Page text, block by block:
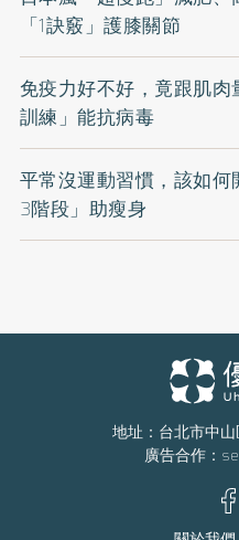
「1訣竅」護膝關節
免疫力好不好，竟跟肌
訓練」能抗病毒
平常沒運動習慣，該如
3階段」助瘦身
地址：台北市中
廣告合作：